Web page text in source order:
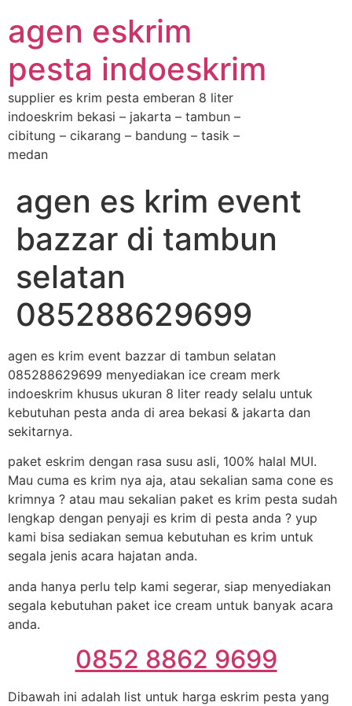
agen eskrim
pesta indoeskrim
supplier es krim pesta emberan 8 liter
indoeskrim bekasi – jakarta – tambun –
cibitung – cikarang – bandung – tasik –
medan
agen es krim event
bazzar di tambun
selatan
085288629699
agen es krim event bazzar di tambun selatan
085288629699 menyediakan ice cream merk
indoeskrim khusus ukuran 8 liter ready selalu untuk
kebutuhan pesta anda di area bekasi & jakarta dan
sekitarnya.
paket eskrim dengan rasa susu asli, 100% halal MUI.
Mau cuma es krim nya aja, atau sekalian sama cone es
krimnya ? atau mau sekalian paket es krim pesta sudah
lengkap dengan penyaji es krim di pesta anda ? yup
kami bisa sediakan semua kebutuhan es krim untuk
segala jenis acara hajatan anda.
anda hanya perlu telp kami segerar, siap menyediakan
segala kebutuhan paket ice cream untuk banyak acara
anda.
0852 8862 9699
Dibawah ini adalah list untuk harga eskrim pesta yang